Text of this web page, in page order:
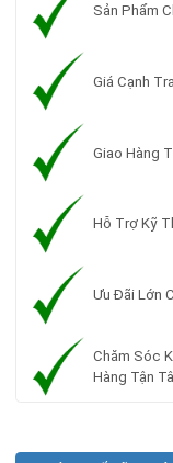
Sản Phẩm
Giá Cạnh
Giao Hàng
Hỗ Trợ Kỹ
Ưu Đãi Lớn
Chăm Sóc
Hàng Tận